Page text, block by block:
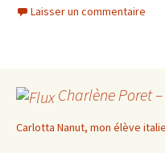
Laisser un commentaire
Charlène Poret
Carlotta Nanut, mon élève